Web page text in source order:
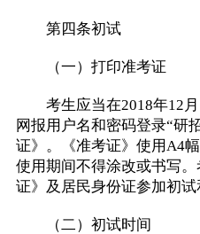
第四条初试
（一）打印准考证
考生应当在2018年12月
网报用户名和密码登录“研
证》。《准考证》使用A4
使用期间不得涂改或书写
证》及居民身份证参加初试
（二）初试时间